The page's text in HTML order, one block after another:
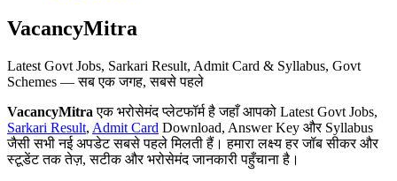
VacancyMitra
Latest Govt Jobs, Sarkari Result, Admit Card & Syllabus, Govt
Schemes — सब एक जगह, सबसे पहले
VacancyMitra एक भरोसेमंद प्लेटफॉर्म है जहाँ आपको Latest Govt Jobs,
Sarkari Result, Admit Card Download, Answer Key और Syllabus
जैसी सभी नई अपडेट सबसे पहले मिलती हैं। हमारा लक्ष्य हर जॉब सीकर और
स्टूडेंट तक तेज़, सटीक और भरोसेमंद जानकारी पहुँचाना है।